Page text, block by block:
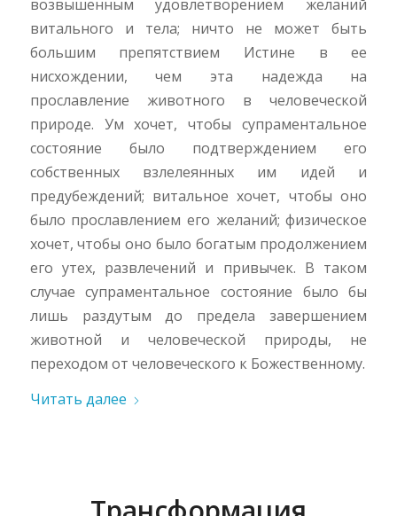
возвышенным удовлетворением желаний
витального и тела; ничто не может быть
большим препятствием Истине в ее
нисхождении, чем эта надежда на
прославление животного в человеческой
природе. Ум хочет, чтобы супраментальное
состояние было подтверждением его
собственных взлелеянных им идей и
предубеждений; витальное хочет, чтобы оно
было прославлением его желаний; физическое
хочет, чтобы оно было богатым продолжением
его утех, развлечений и привычек. В таком
случае супраментальное состояние было бы
лишь раздутым до предела завершением
животной и человеческой природы, не
переходом от человеческого к Божественному.
Читать далее